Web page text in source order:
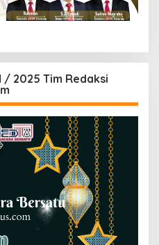
/ 2025 Tim Redaksi